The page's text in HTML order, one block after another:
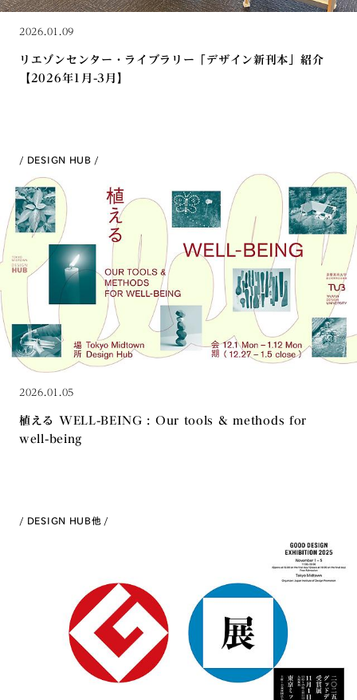
2026.01.09
リエゾンセンター・ライブラリー「デザイン新刊本」紹介
【2026年1月-3月】
DESIGN HUB
2026.01.05
植える WELL-BEING : Our tools & methods for
well-being
DESIGN HUB他